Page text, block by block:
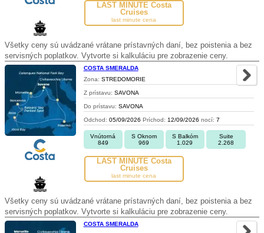
LAST MINUTE Costa
Cruises
last minute cena
Všetky ceny sú uvádzané vrátane prístavných daní, bez poistenia a bez
servisných poplatkov. Vytvorte si kalkuláciu pre zobrazenie ceny.
COSTA SMERALDA
Zona: STREDOMORIE
Z prístavu: SAVONA
Do prístavu: SAVONA
Odchod: 05/09/2026 Príchod: 12/09/2026 nocí: 7
Vnútorná
849
S Oknom
969
S Balkóm
1.029
Suite
2.268
LAST MINUTE Costa
Cruises
last minute cena
Všetky ceny sú uvádzané vrátane prístavných daní, bez poistenia a bez
servisných poplatkov. Vytvorte si kalkuláciu pre zobrazenie ceny.
COSTA SMERALDA